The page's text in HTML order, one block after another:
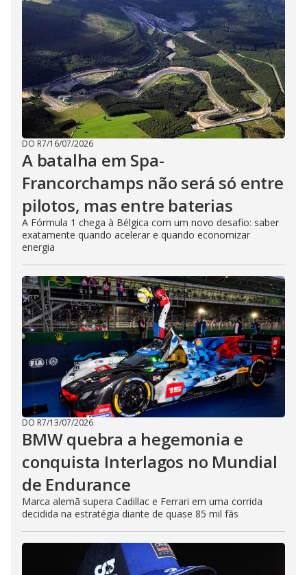
DO R7/16/07/2026
A batalha em Spa-
Francorchamps não será só entre
pilotos, mas entre baterias
A Fórmula 1 chega à Bélgica com um novo desafio: saber
exatamente quando acelerar e quando economizar
energia
DO R7/13/07/2026
BMW quebra a hegemonia e
conquista Interlagos no Mundial
de Endurance
Marca alemã supera Cadillac e Ferrari em uma corrida
decidida na estratégia diante de quase 85 mil fãs